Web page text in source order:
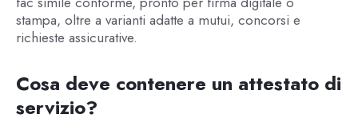
stampa, oltre a varianti adatte a mutui, concorsi e
richieste assicurative.
Cosa deve contenere un attestato di
servizio?